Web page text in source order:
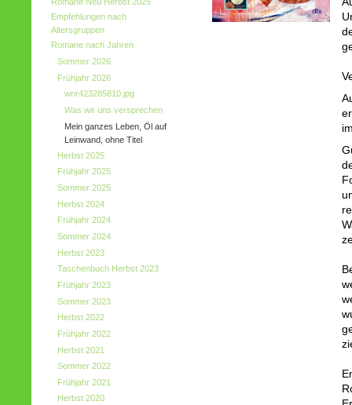
Empfehlungen nach
Altersgruppen
Romane nach Jahren
Sommer 2026
Frühjahr 2026
wnr423285810.jpg
Was wir uns versprechen
Mein ganzes Leben, Öl auf
Leinwand, ohne Titel
Herbst 2025
Frühjahr 2025
Sommer 2025
Herbst 2024
Frühjahr 2024
Sommer 2024
Herbst 2023
Taschenbuch Herbst 2023
Frühjahr 2023
Sommer 2023
Herbst 2022
Frühjahr 2022
Herbst 2021
Sommer 2022
Frühjahr 2021
Herbst 2020